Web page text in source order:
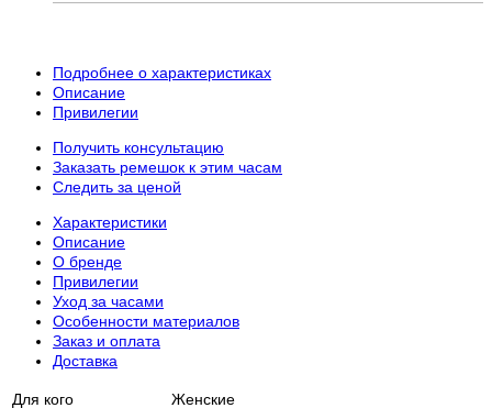
Подробнее о характеристиках
Описание
Привилегии
Получить консультацию
Заказать ремешок к этим часам
Следить за ценой
Характеристики
Описание
О бренде
Привилегии
Уход за часами
Особенности материалов
Заказ и оплата
Доставка
Для кого
Женские